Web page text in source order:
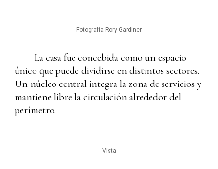
Fotografía Rory Gardiner
La casa fue concebida como un espacio
único que puede dividirse en distintos sectores.
Un núcleo central integra la zona de servicios y
mantiene libre la circulación alrededor del
perímetro.
Vista